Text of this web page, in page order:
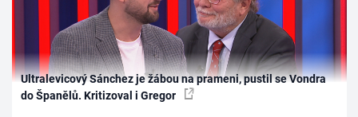
Ultralevicový Sánchez je žábou na prameni, pustil se Vondra
do Španělů. Kritizoval i Gregor